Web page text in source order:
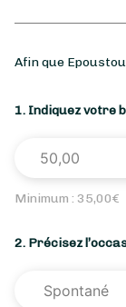
Afin que
1. Indiquez votre
Minimum : 35,00€
2. Précisez